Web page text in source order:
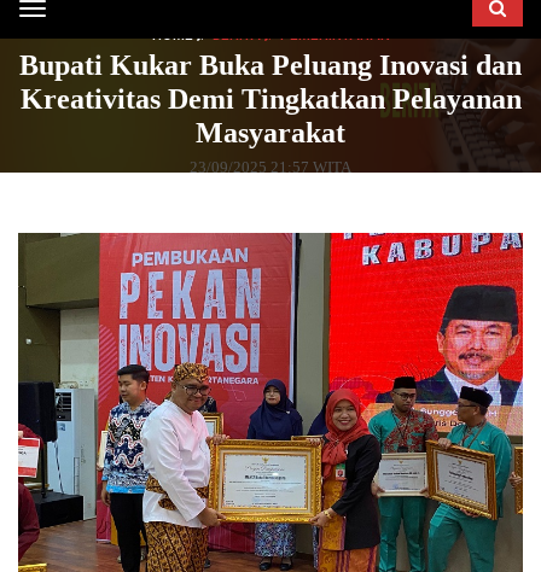
Toggle
navigation
Bupati Kukar Buka Peluang Inovasi dan
Kreativitas Demi Tingkatkan Pelayanan
Masyarakat
23/09/2025 21:57 WITA